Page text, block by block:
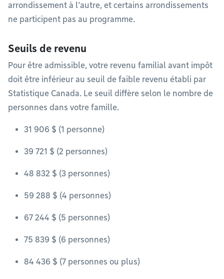
arrondissement à l’autre, et certains arrondissements
ne participent pas au programme.
Seuils de revenu
Pour être admissible, votre revenu familial avant impôt
doit être inférieur au seuil de faible revenu établi par
Statistique Canada. Le seuil diffère selon le nombre de
personnes dans votre famille.
31 906 $ (1 personne)
39 721 $ (2 personnes)
48 832 $ (3 personnes)
59 288 $ (4 personnes)
67 244 $ (5 personnes)
75 839 $ (6 personnes)
84 436 $ (7 personnes ou plus)